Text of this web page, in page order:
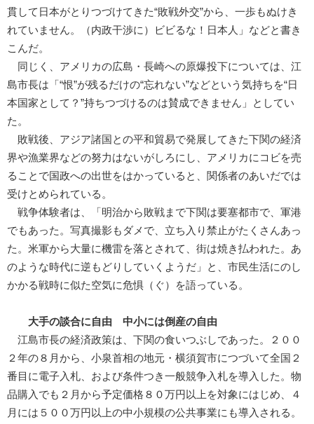
貫して日本がとりつづけてきた“敗戦外交”から、一歩もぬけき
れていません。（内政干渉に）ビビるな！日本人」などと書き
こんだ。
同じく、アメリカの広島・長崎への原爆投下については、江
島市長は「“恨”が残るだけの“忘れない”などという気持ちを“日
本国家として？”持ちつづけるのは賛成できません」としてい
た。
敗戦後、アジア諸国との平和貿易で発展してきた下関の経済
界や漁業界などの努力はないがしろにし、アメリカにコビを売
ることで国政への出世をはかっていると、関係者のあいだでは
受けとめられている。
戦争体験者は、「明治から敗戦まで下関は要塞都市で、軍港
でもあった。写真撮影もダメで、立ち入り禁止がたくさんあっ
た。米軍から大量に機雷を落とされて、街は焼き払われた。あ
のような時代に逆もどりしていくようだ」と、市民生活にのし
かかる戦時に似た空気に危惧（ぐ）を語っている。
大手の談合に自由 中小には倒産の自由
江島市長の経済政策は、下関の食いつぶしであった。２００
２年の８月から、小泉首相の地元・横須賀市につづいて全国２
番目に電子入札、および条件つき一般競争入札を導入した。物
品購入でも２月から予定価格８０万円以上を対象にはじめ、４
月には５００万円以上の中小規模の公共事業にも導入される。